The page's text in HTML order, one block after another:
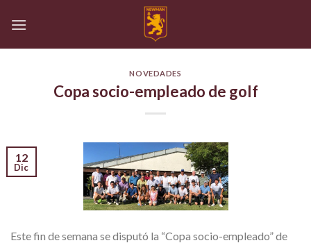
NOVEDADES
Copa socio-empleado de golf
12
Dic
Este fin de semana se disputó la “Copa socio-empleado” de